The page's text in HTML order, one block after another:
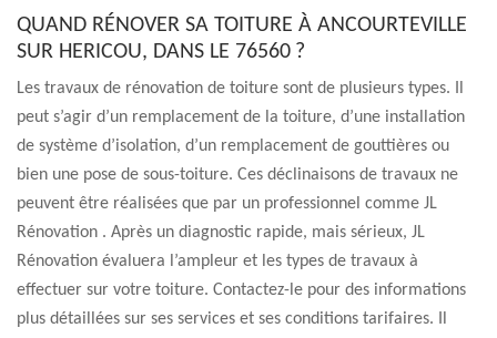
QUAND RÉNOVER SA TOITURE À ANCOURTEVILLE
SUR HERICOU, DANS LE 76560 ?
Les travaux de rénovation de toiture sont de plusieurs types. Il
peut s’agir d’un remplacement de la toiture, d’une installation
de système d’isolation, d’un remplacement de gouttières ou
bien une pose de sous-toiture. Ces déclinaisons de travaux ne
peuvent être réalisées que par un professionnel comme JL
Rénovation . Après un diagnostic rapide, mais sérieux, JL
Rénovation évaluera l’ampleur et les types de travaux à
effectuer sur votre toiture. Contactez-le pour des informations
plus détaillées sur ses services et ses conditions tarifaires. Il